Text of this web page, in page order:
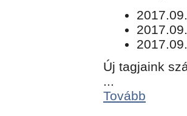
Új tagjaink
Tovább